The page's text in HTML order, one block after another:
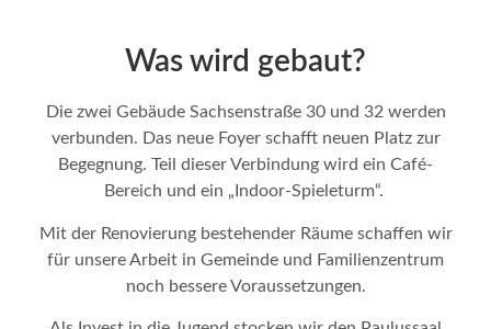
Was wird gebaut?
Die zwei Gebäude Sachsenstraße 30 und 32 werden
verbunden. Das neue Foyer schafft neuen Platz zur
Begegnung. Teil dieser Verbindung wird ein Café-
Bereich und ein „Indoor-Spieleturm“.
Mit der Renovierung bestehender Räume schaffen wir
für unsere Arbeit in Gemeinde und Familienzentrum
noch bessere Voraussetzungen.